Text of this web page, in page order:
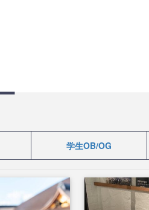
学生OB/OG